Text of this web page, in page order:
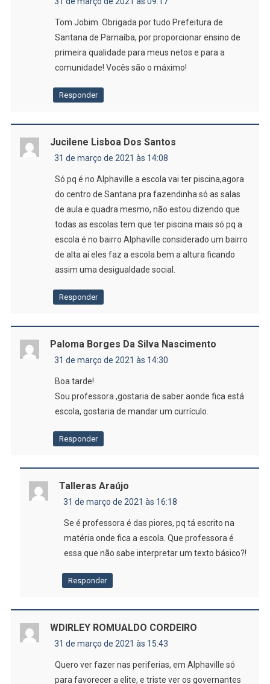
Tom Jobim. Obrigada por tudo Prefeitura de
Santana de Parnaíba, por proporcionar ensino de
primeira qualidade para meus netos e para a
comunidade! Vocês são o máximo!
Responder
Jucilene Lisboa Dos Santos
31 de março de 2021 às 14:08
Só pq é no Alphaville a escola vai ter piscina,agora
do centro de Santana pra fazendinha só as salas
de aula e quadra mesmo, não estou dizendo que
todas as escolas tem que ter piscina mais só pq a
escola é no bairro Alphaville considerado um bairro
de alta aí eles faz a escola bem a altura ficando
assim uma desigualdade social.
Responder
Paloma Borges Da Silva Nascimento
31 de março de 2021 às 14:30
Boa tarde!
Sou professora ,gostaria de saber aonde fica está
escola, gostaria de mandar um currículo.
Responder
Talleras Araújo
31 de março de 2021 às 16:18
Se é professora é das piores, pq tá escrito na
matéria onde fica a escola. Que professora é
essa que não sabe interpretar um texto básico?!
Responder
WDIRLEY ROMUALDO CORDEIRO
31 de março de 2021 às 15:43
Quero ver fazer nas periferias, em Alphaville só
para favorecer a elite, e triste ver os governantes